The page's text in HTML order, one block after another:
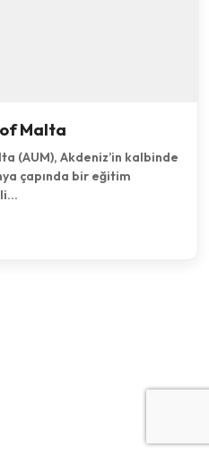
Malta
(AUM), Akdeniz’in kalbinde
çapında bir eğitim